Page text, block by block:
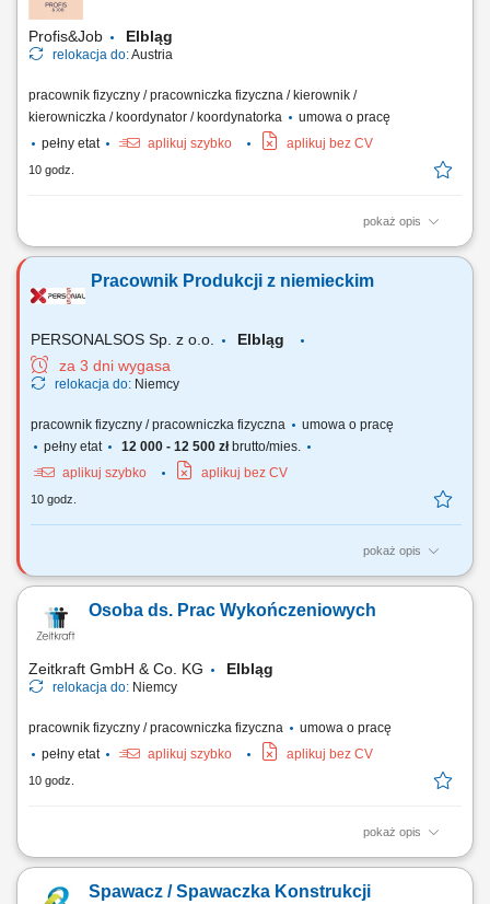
Profis&Job Elbląg
relokacja do:Austria
pracownik fizyczny / pracowniczka fizyczna / kierownik /
kierowniczka / koordynator / koordynatorka
umowa o pracę
pełny etat
aplikuj szybko aplikuj bez CV
10 godz.
pokaż opis
Wymagania: Doświadczenie w kuchni na stanowisku szefa kuchni;
doświadczenie Niemiecki od A2; Angielski jest zaletą; Przygotowywanie
dań zgodnie z menu lokalu; Przestrzeganie przepisów higienicznych;
Pracownik Produkcji z niemieckim
PERSONALSOS Sp. z o.o.
Elbląg
za 3 dni wygasa
relokacja do: Niemcy
pracownik fizyczny / pracowniczka fizyczna
umowa o pracę
pełny etat
12 000 - 12 500 złbrutto/mies.
aplikuj szybko
aplikuj bez CV
10 godz.
pokaż opis
Zakres obowiązków: napełnianie produktów chemicznych, pakowanie i
kontrola jakości wyrobów, przestrzeganie procedur bezpieczeństwa
oraz ochrony środowiska, dbanie o wysokie standardy jakości.
Osoba ds. Prac Wykończeniowych
Zeitkraft GmbH & Co. KG Elbląg
relokacja do: Niemcy
pracownik fizyczny / pracowniczka fizyczna
umowa o pracę
pełny etat
aplikuj szybko aplikuj bez CV
10 godz.
pokaż opis
Opis stanowiska: Samodzielne wykonywanie prac malarskich
tapet, m.in. flizelina), Przygotowanie powierzchni pod wykończenie:
Spawacz / Spawaczka Konstrukcji